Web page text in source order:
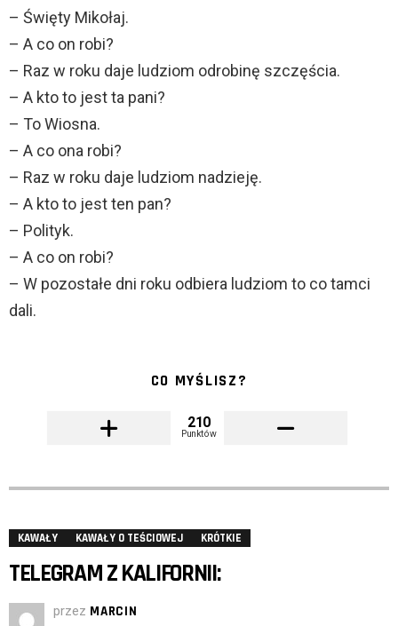
– Święty Mikołaj.
– A co on robi?
– Raz w roku daje ludziom odrobinę szczęścia.
– A kto to jest ta pani?
– To Wiosna.
– A co ona robi?
– Raz w roku daje ludziom nadzieję.
– A kto to jest ten pan?
– Polityk.
– A co on robi?
– W pozostałe dni roku odbiera ludziom to co tamci
dali.
CO MYŚLISZ?
210
Punktów
KAWAŁY KAWAŁY O TEŚCIOWEJ KRÓTKIE
TELEGRAM Z KALIFORNII:
przez MARCIN